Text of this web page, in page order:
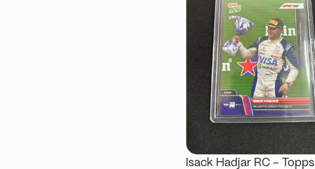
Isack Hadjar RC – Topps